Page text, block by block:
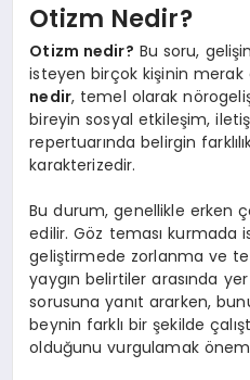
Otizm Nedir?
Otizm nedir? Bu soru,
isteyen birçok kişinin
nedir, temel olarak
bireyin sosyal etkileşim,
repertuarında belirgin
karakterizedir.
Bu durum, genellikle erken
edilir. Göz teması kurmada
geliştirmede zorlanma ve
yaygın belirtiler arasında yer
sorusuna yanıt ararken,
beynin farklı bir şekilde
olduğunu vurgulamak